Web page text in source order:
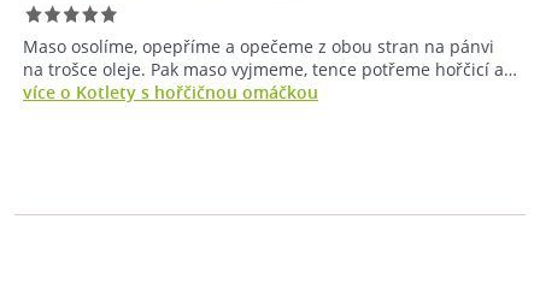
Maso osolíme, opepříme a opečeme z obou stran na pánvi
na trošce oleje. Pak maso vyjmeme, tence potřeme hořčicí a…
více o Kotlety s hořčičnou omáčkou